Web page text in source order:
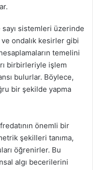
sistemleri üzerinde
ve ondalık kesirler gibi
temelini
birbirleriyle işlem
bulurlar. Böylece,
bir şekilde yapma
önemli bir
şekilleri tanıma,
öğrenirler. Bu
algı becerilerini